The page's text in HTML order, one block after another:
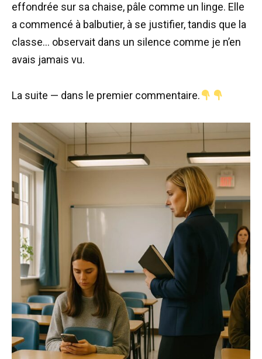
effondrée sur sa chaise, pâle comme un linge. Elle
a commencé à balbutier, à se justifier, tandis que la
classe… observait dans un silence comme je n’en
avais jamais vu.
La suite — dans le premier commentaire.